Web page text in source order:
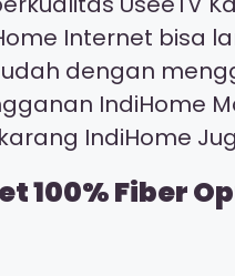
Internet bisa
dengan
IndiHome
IndiHome
100% Fiber